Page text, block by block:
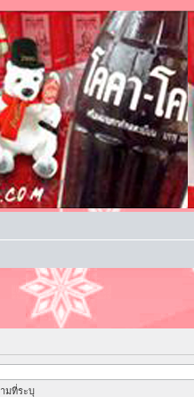
มที่ระบุ